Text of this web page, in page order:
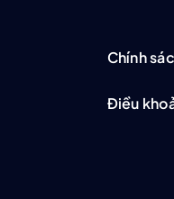
Chính
Điều